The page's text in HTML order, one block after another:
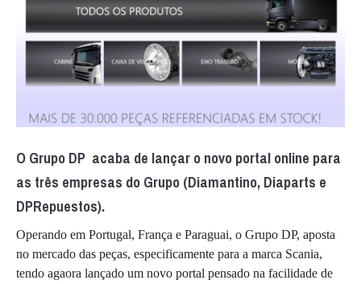
O Grupo DP acaba de lançar o novo portal online para
as três empresas do Grupo (Diamantino, Diaparts e
DPRepuestos).
Operando em Portugal, França e Paraguai, o Grupo DP, aposta
no mercado das peças, especificamente para a marca Scania,
tendo agaora lançado um novo portal pensado na facilidade de